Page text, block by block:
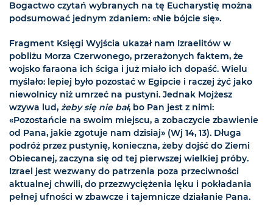
Bogactwo czytań wybranych na tę Eucharystię można
podsumować jednym zdaniem: «Nie bójcie się».
Fragment Księgi Wyjścia ukazał nam Izraelitów w
pobliżu Morza Czerwonego, przerażonych faktem, że
wojsko faraona ich ściga i już miało ich dopaść. Wielu
myślało: lepiej było pozostać w Egipcie i raczej żyć jako
niewolnicy niż umrzeć na pustyni. Jednak Mojżesz
wzywa lud, żeby się nie bał, bo Pan jest z nimi:
«Pozostańcie na swoim miejscu, a zobaczycie zbawienie
od Pana, jakie zgotuje nam dzisiaj» (Wj 14, 13). Długa
podróż przez pustynię, konieczna, żeby dojść do Ziemi
Obiecanej, zaczyna się od tej pierwszej wielkiej próby.
Izrael jest wezwany do patrzenia poza przeciwności
aktualnej chwili, do przezwyciężenia lęku i pokładania
pełnej ufności w zbawcze i tajemnicze działanie Pana.